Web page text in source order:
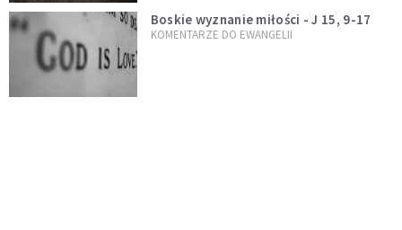
Boskie wyznanie miłości - J 15, 9-17
KOMENTARZE DO EWANGELII